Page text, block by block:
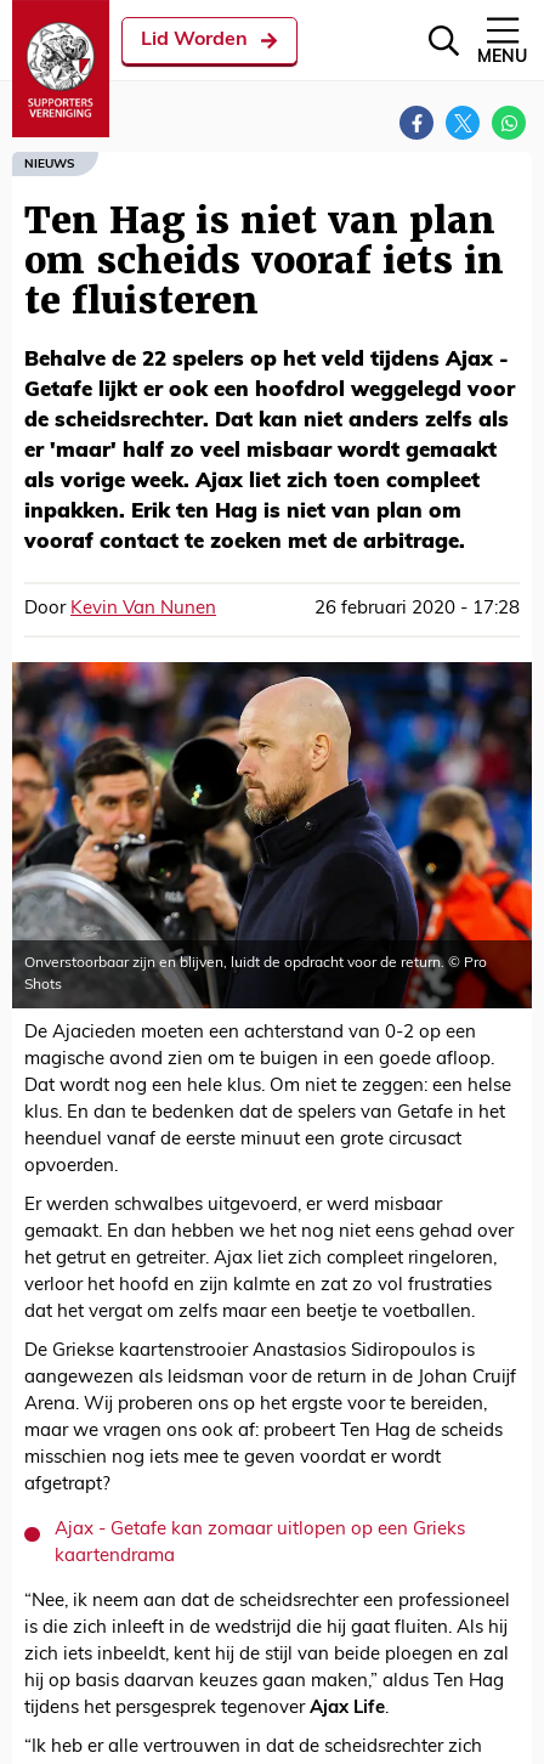
Lid Worden
MENU
NIEUWS
Ten Hag is niet van plan
om scheids vooraf iets in
te fluisteren
Behalve de 22 spelers op het veld tijdens Ajax -
Getafe lijkt er ook een hoofdrol weggelegd voor
de scheidsrechter. Dat kan niet anders zelfs als
er 'maar' half zo veel misbaar wordt gemaakt
als vorige week. Ajax liet zich toen compleet
inpakken. Erik ten Hag is niet van plan om
vooraf contact te zoeken met de arbitrage.
Door Kevin Van Nunen 26 februari 2020 - 17:28
Onverstoorbaar zijn en blijven, luidt de opdracht voor de return. © Pro
Shots
De Ajacieden moeten een achterstand van 0-2 op een
magische avond zien om te buigen in een goede afloop.
Dat wordt nog een hele klus. Om niet te zeggen: een helse
klus. En dan te bedenken dat de spelers van Getafe in het
heenduel vanaf de eerste minuut een grote circusact
opvoerden.
Er werden schwalbes uitgevoerd, er werd misbaar
gemaakt. En dan hebben we het nog niet eens gehad over
het getrut en getreiter. Ajax liet zich compleet ringeloren,
verloor het hoofd en zijn kalmte en zat zo vol frustraties
dat het vergat om zelfs maar een beetje te voetballen.
De Griekse kaartenstrooier Anastasios Sidiropoulos is
aangewezen als leidsman voor de return in de Johan Cruijf
Arena. Wij proberen ons op het ergste voor te bereiden,
maar we vragen ons ook af: probeert Ten Hag de scheids
misschien nog iets mee te geven voordat er wordt
afgetrapt?
Ajax - Getafe kan zomaar uitlopen op een Grieks
kaartendrama
“Nee, ik neem aan dat de scheidsrechter een professioneel
is die zich inleeft in de wedstrijd die hij gaat fluiten. Als hij
zich iets inbeeldt, kent hij de stijl van beide ploegen en zal
hij op basis daarvan keuzes gaan maken,” aldus Ten Hag
tijdens het persgesprek tegenover Ajax Life.
“Ik heb er alle vertrouwen in dat de scheidsrechter zich